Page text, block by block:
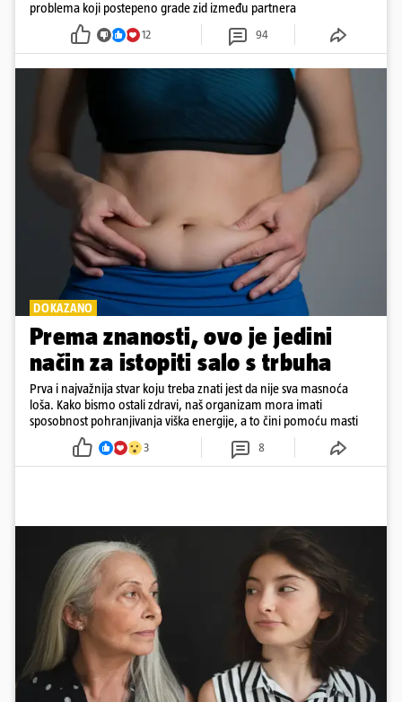
problema koji postepeno grade zid između partnera
12 94
DOKAZANO
Prema znanosti, ovo je jedini
način za istopiti salo s trbuha
Prva i najvažnija stvar koju treba znati jest da nije sva masnoća
loša. Kako bismo ostali zdravi, naš organizam mora imati
sposobnost pohranjivanja viška energije, a to čini pomoću masti
3 8